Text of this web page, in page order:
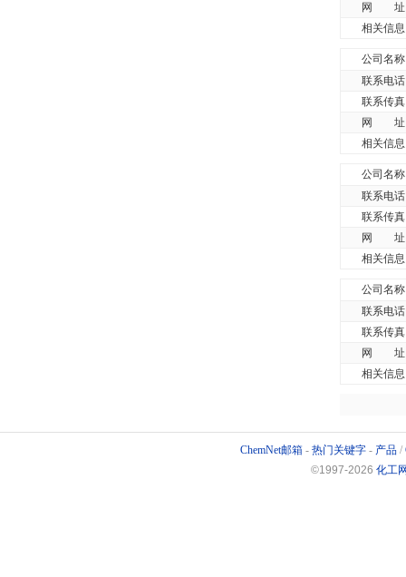
网 址
相关信息
公司名称
联系电话
联系传真
网 址
相关信息
公司名称
联系电话
联系传真
网 址
相关信息
公司名称
联系电话
联系传真
网 址
相关信息
ChemNet邮箱 - 热门关键字 - 产品 /
©1997-2026 化工